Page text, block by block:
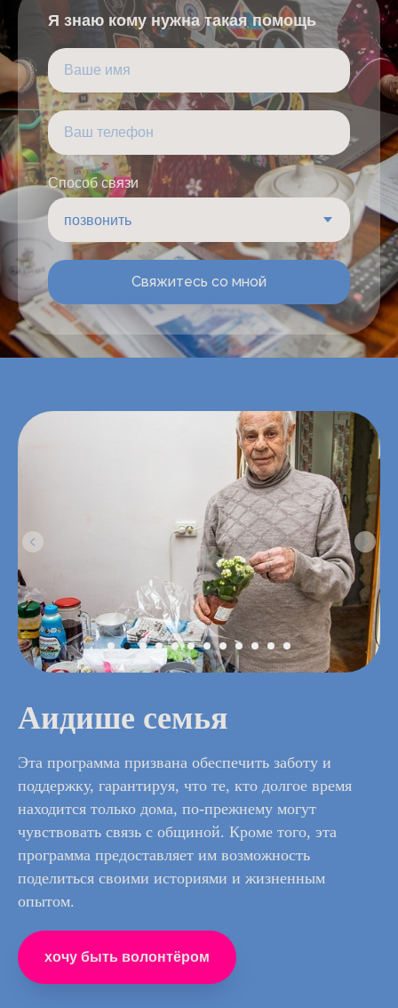
Я знаю кому нужна такая помощь
Способ связи
Свяжитесь со мной
Аидише семья
Эта программа призвана обеспечить заботу и
поддержку, гарантируя, что те, кто долгое время
находится только дома, по-прежнему могут
чувствовать связь с общиной. Кроме того, эта
программа предоставляет им возможность
поделиться своими историями и жизненным
опытом.
хочу быть волонтёром